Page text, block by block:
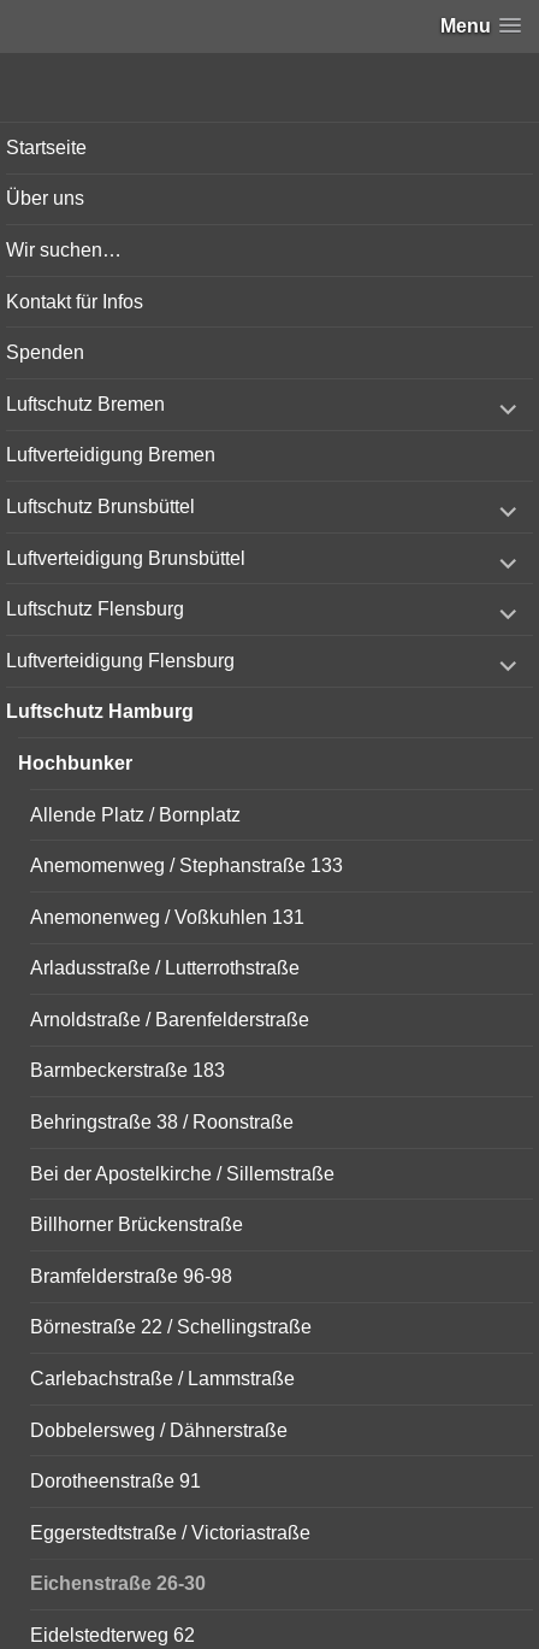
Menu
Startseite
Über uns
Wir suchen…
Kontakt für Infos
Spenden
Luftschutz Bremen
child
Luftverteidigung Bremen
Luftschutz Brunsbüttel
child
Luftverteidigung Brunsbüttel
child
Luftschutz Flensburg
child
Luftverteidigung Flensburg
child
Luftschutz Hamburg
Hochbunker
Allende Platz / Bornplatz
Anemomenweg / Stephanstraße 133
Anemonenweg / Voßkuhlen 131
Arladusstraße / Lutterrothstraße
Arnoldstraße / Barenfelderstraße
Barmbeckerstraße 183
Behringstraße 38 / Roonstraße
Bei der Apostelkirche / Sillemstraße
Billhorner Brückenstraße
Bramfelderstraße 96-98
Börnestraße 22 / Schellingstraße
Carlebachstraße / Lammstraße
Dobbelersweg / Dähnerstraße
Dorotheenstraße 91
Eggerstedtstraße / Victoriastraße
Eichenstraße 26-30
Eidelstedterweg 62